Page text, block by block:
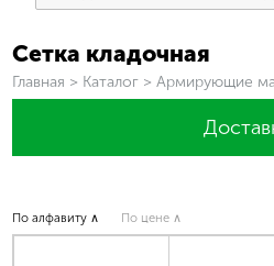
Сетка кладочная
Вы здесь
Главная > Каталог > Армирующие
По алфавиту ∧ По цене ∧